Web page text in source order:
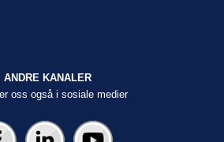
ANDRE KANALER
oss også i sosiale medier